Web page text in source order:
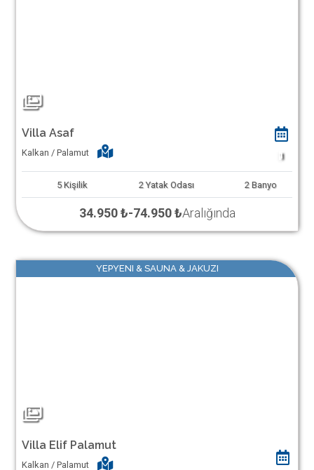
Villa Asaf
Kalkan / Palamut 1
5 Kişilik 2 Yatak Odası 2 Banyo
34.950 ₺-74.950 ₺Aralığında
YEPYENI & SAUNA & JAKUZI
Villa Elif Palamut
Kalkan / Palamut